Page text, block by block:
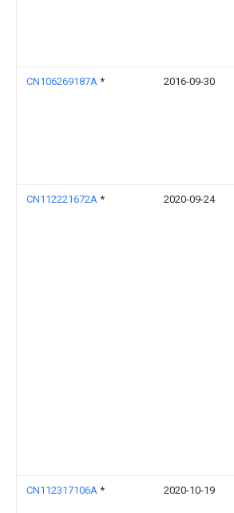
CN106269187A * 2016-09-30
CN112221672A * 2020-09-24
CN112317106A * 2020-10-19